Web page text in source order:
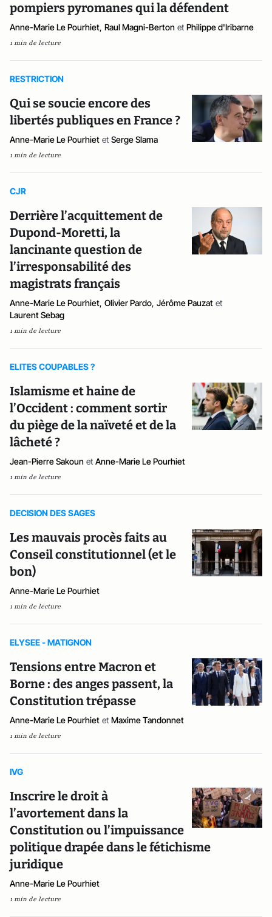
pompiers pyromanes qui la défendent
Anne-Marie Le Pourhiet, Raul Magni-Berton et Philippe d'Iribarne
1 min de lecture
RESTRICTION
Qui se soucie encore des
libertés publiques en France ?
Anne-Marie Le Pourhiet et Serge Slama
1 min de lecture
CJR
Derrière l’acquittement de
Dupond-Moretti, la
lancinante question de
l’irresponsabilité des
magistrats français
Anne-Marie Le Pourhiet, Olivier Pardo, Jérôme Pauzat et
Laurent Sebag
1 min de lecture
ELITES COUPABLES ?
Islamisme et haine de
l’Occident : comment sortir
du piège de la naïveté et de la
lâcheté ?
Jean-Pierre Sakoun et Anne-Marie Le Pourhiet
1 min de lecture
DECISION DES SAGES
Les mauvais procès faits au
Conseil constitutionnel (et le
bon)
Anne-Marie Le Pourhiet
1 min de lecture
ELYSEE - MATIGNON
Tensions entre Macron et
Borne : des anges passent, la
Constitution trépasse
Anne-Marie Le Pourhiet et Maxime Tandonnet
1 min de lecture
IVG
Inscrire le droit à
l’avortement dans la
Constitution ou l’impuissance
politique drapée dans le fétichisme
juridique
Anne-Marie Le Pourhiet
1 min de lecture